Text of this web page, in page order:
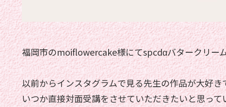
福岡市のmoiflowercake様にてspcdαバタークリー
以前からインスタグラムで見る先生の作品が大好き
いつか直接対面受講をさせていただきたいと思って